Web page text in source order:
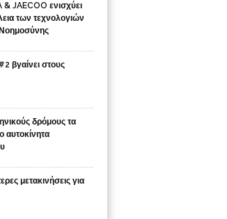
& JAECOO ενισχύει
των τεχνολογιών
βγαίνει στους
δρόμους τα
αυτοκίνητα
μετακινήσεις για